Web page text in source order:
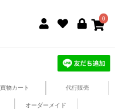
0
買物カート 代行販売
オーダーメイド